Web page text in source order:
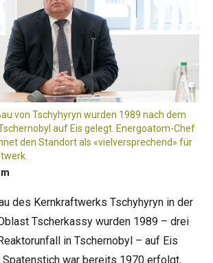
von Tschyhyryn wurden 1989 nach dem
auf Eis gelegt. Energoatom-Chef
den Standort als «vielversprechend» für
des Kernkraftwerks Tschyhyryn in der
Tscherkassy wurden 1989 – drei
in Tschernobyl – auf Eis
war bereits 1970 erfolgt,